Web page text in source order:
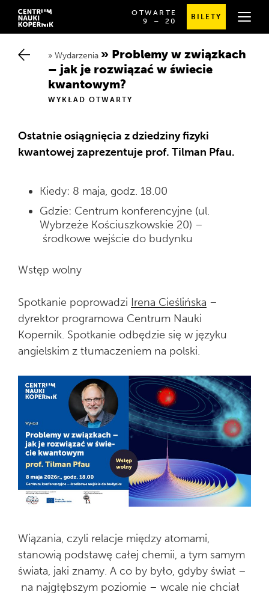
OTWARTE
OD
20:00
9 ⁠–⁠ 20
SPRAWDŹ
SZCZEGÓŁOWE
BILETY
Wydarzenia
Problemy w związkach –
jak je rozwiązać w świecie k
wantowym?
WYKŁAD OTWARTY
Ostatnie osiągnięcia z dziedziny fizyki
kwantowej zaprezentuje prof. Tilman Pfau.
Kiedy: 8 maja, godz. 18.00
Gdzie: Centrum konferencyjne (ul.
Wybrzeże Kościuszkowskie 20) –
środkowe wejście do budynku
Wstęp wolny
Spotkanie poprowadzi Irena Cieślińska –
dyrektor programowa Centrum Nauki
Kopernik. Spotkanie odbędzie się w języku
angielskim z tłumaczeniem na polski.
Wiązania, czyli relacje między atomami,
stanowią podstawę całej chemii, a tym samym
świata, jaki znamy. A co by było, gdyby świat –
na najgłębszym poziomie – wcale nie chciał